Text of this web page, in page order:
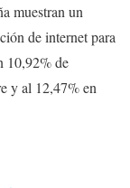
muestran un
de internet para
10,92% de
y al 12,47% en